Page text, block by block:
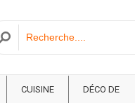
CUISINE
DÉCO DE